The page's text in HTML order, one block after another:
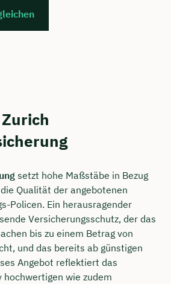
setzt hohe Maßstäbe in Bezug
Qualität der angebotenen
Policen. Ein herausragender
Versicherungsschutz, der das
bis zu einem Betrag von
und das bereits ab günstigen
Angebot reflektiert das
wie zudem